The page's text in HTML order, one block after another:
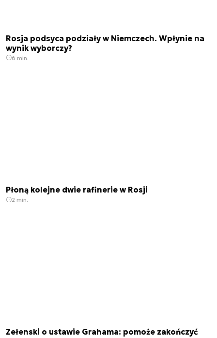
Rosja podsyca podziały w Niemczech. Wpłynie na
wynik wyborczy?
6 min.
Płoną kolejne dwie rafinerie w Rosji
2 min.
Zełenski o ustawie Grahama: pomoże zakończyć